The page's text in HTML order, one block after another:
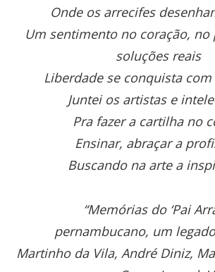
Onde os arrecifes
Um sentimento no coração, no
soluções reais
Liberdade se conquista
Juntei os artistas e
Pra fazer a cartilha no
Ensinar, abraçar a
Buscando na arte a
“Memórias do ‘Pai
pernambucano, um
Martinho da Vila, André Diniz,